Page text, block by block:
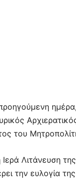
ημέρα,
του
Λιτάνευση
την ευλογία